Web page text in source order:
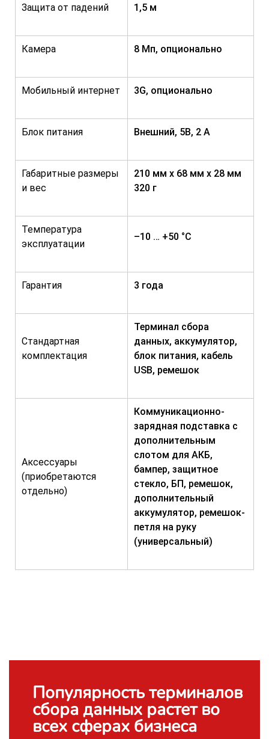
Защита от падений 1,5 м
Камера 8 Мп, опционально
Мобильный интернет 3G, опционально
Блок питания Внешний, 5В, 2 А
Габаритные размеры
и вес
210 мм x 68 мм x 28 мм
320 г
Температура
эксплуатации
–10 … +50 °C
Гарантия 3 года
Стандартная
комплектация
Терминал сбора
данных, аккумулятор,
блок питания, кабель
USB, ремешок
Аксессуары
(приобретаются
отдельно)
Коммуникационно-
зарядная подставка с
дополнительным
слотом для АКБ,
бампер, защитное
стекло, БП, ремешок,
дополнительный
аккумулятор, ремешок-
петля на руку
(универсальный)
Популярность терминалов
сбора данных растет во
всех сферах бизнеса